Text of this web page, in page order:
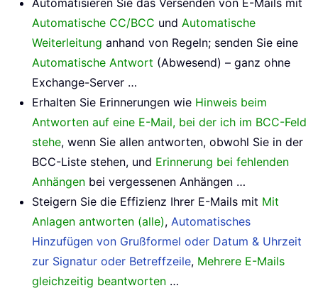
Automatisieren Sie das Versenden von E-Mails mit
Automatische CC/BCC und Automatische
Weiterleitung anhand von Regeln; senden Sie eine
Automatische Antwort (Abwesend) – ganz ohne
Exchange-Server …
Erhalten Sie Erinnerungen wie Hinweis beim
Antworten auf eine E-Mail, bei der ich im BCC-Feld
stehe, wenn Sie allen antworten, obwohl Sie in der
BCC-Liste stehen, und Erinnerung bei fehlenden
Anhängen bei vergessenen Anhängen …
Steigern Sie die Effizienz Ihrer E-Mails mit Mit
Anlagen antworten (alle), Automatisches
Hinzufügen von Grußformel oder Datum & Uhrzeit
zur Signatur oder Betreffzeile, Mehrere E-Mails
gleichzeitig beantworten …